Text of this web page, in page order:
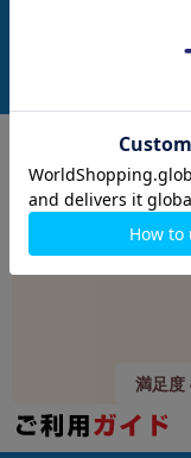
付
未使
満足度